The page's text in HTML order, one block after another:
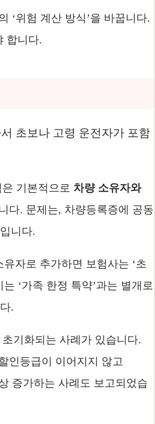
‘위험 계산 방식’을 바꿉니다.
합니다.
초보나 고령 운전자가 포함
기본적으로 차량 소유자와
다. 문제는, 차량등록증에 공동
니다.
자로 추가하면 보험사는 ‘초
‘가족 한정 특약’과는 별개로
.
기화되는 사례가 있습니다.
인등급이 이어지지 않고
증가하는 사례도 보고되었습